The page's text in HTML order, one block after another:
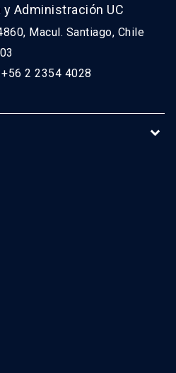
Administración UC
Macul. Santiago, Chile
2 2354 4028